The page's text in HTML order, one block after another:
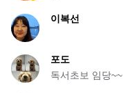
이복선
포도
독서초보 임당~~